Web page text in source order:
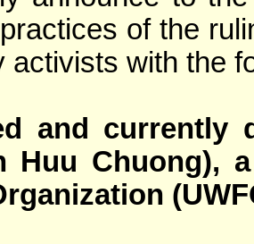
of the
activists with the
and currently
Huu Chuong),